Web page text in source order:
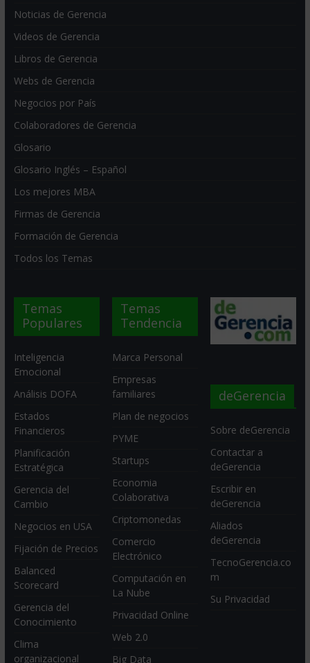
Noticias de Gerencia
Videos de Gerencia
Libros de Gerencia
Webs de Gerencia
Negocios por País
Colaboradores de Gerencia
Glosario
Glosario Inglés – Español
Los mejores MBA
Firmas de Gerencia
Formación de Gerencia
Todos los Temas
Temas
Populares
Inteligencia
Emocional
Análisis DOFA
Estados
Financieros
Planificación
Estratégica
Gerencia del
Cambio
Negocios en USA
Fijación de Precios
Balanced
Scorecard
Gerencia del
Conocimiento
Clima
organizacional
Temas
Tendencia
Marca Personal
Empresas
familiares
Plan de negocios
PYME
Startups
Economia
Colaborativa
Criptomonedas
Comercio
Electrónico
Computación en
La Nube
Privacidad Online
Web 2.0
Big Data
deGerencia
Sobre deGerencia
Contactar a
deGerencia
Escribir en
deGerencia
Aliados
deGerencia
TecnoGerencia.co
m
Su Privacidad